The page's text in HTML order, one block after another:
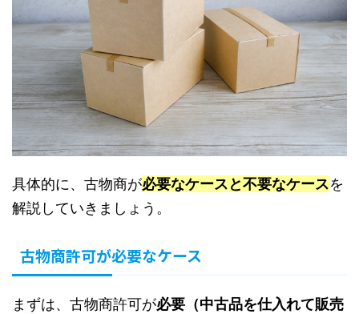
具体的に、古物商が必要なケースと不要なケースを
解説していきましょう。
古物商許可が必要なケース
まずは、古物商許可が必要（中古品を仕入れて販売